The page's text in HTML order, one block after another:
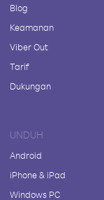
Blog
Keamanan
Viber Out
Tarif
Dukungan
UNDUH
Android
iPhone & iPad
Windows PC